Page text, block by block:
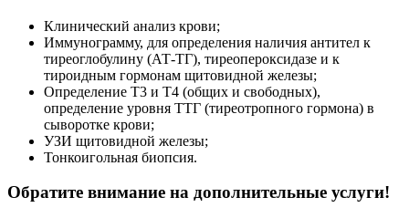
Клинический анализ крови;
Иммунограмму, для определения наличия антител к
тиреоглобулину (АТ-ТГ), тиреопероксидазе и к
тироидным гормонам щитовидной железы;
Определение Т3 и Т4 (общих и свободных),
определение уровня ТТГ (тиреотропного гормона) в
сыворотке крови;
УЗИ щитовидной железы;
Тонкоигольная биопсия.
Обратите внимание на дополнительные услуги!